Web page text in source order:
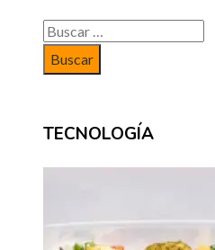
Buscar:
TECNOLOGÍA